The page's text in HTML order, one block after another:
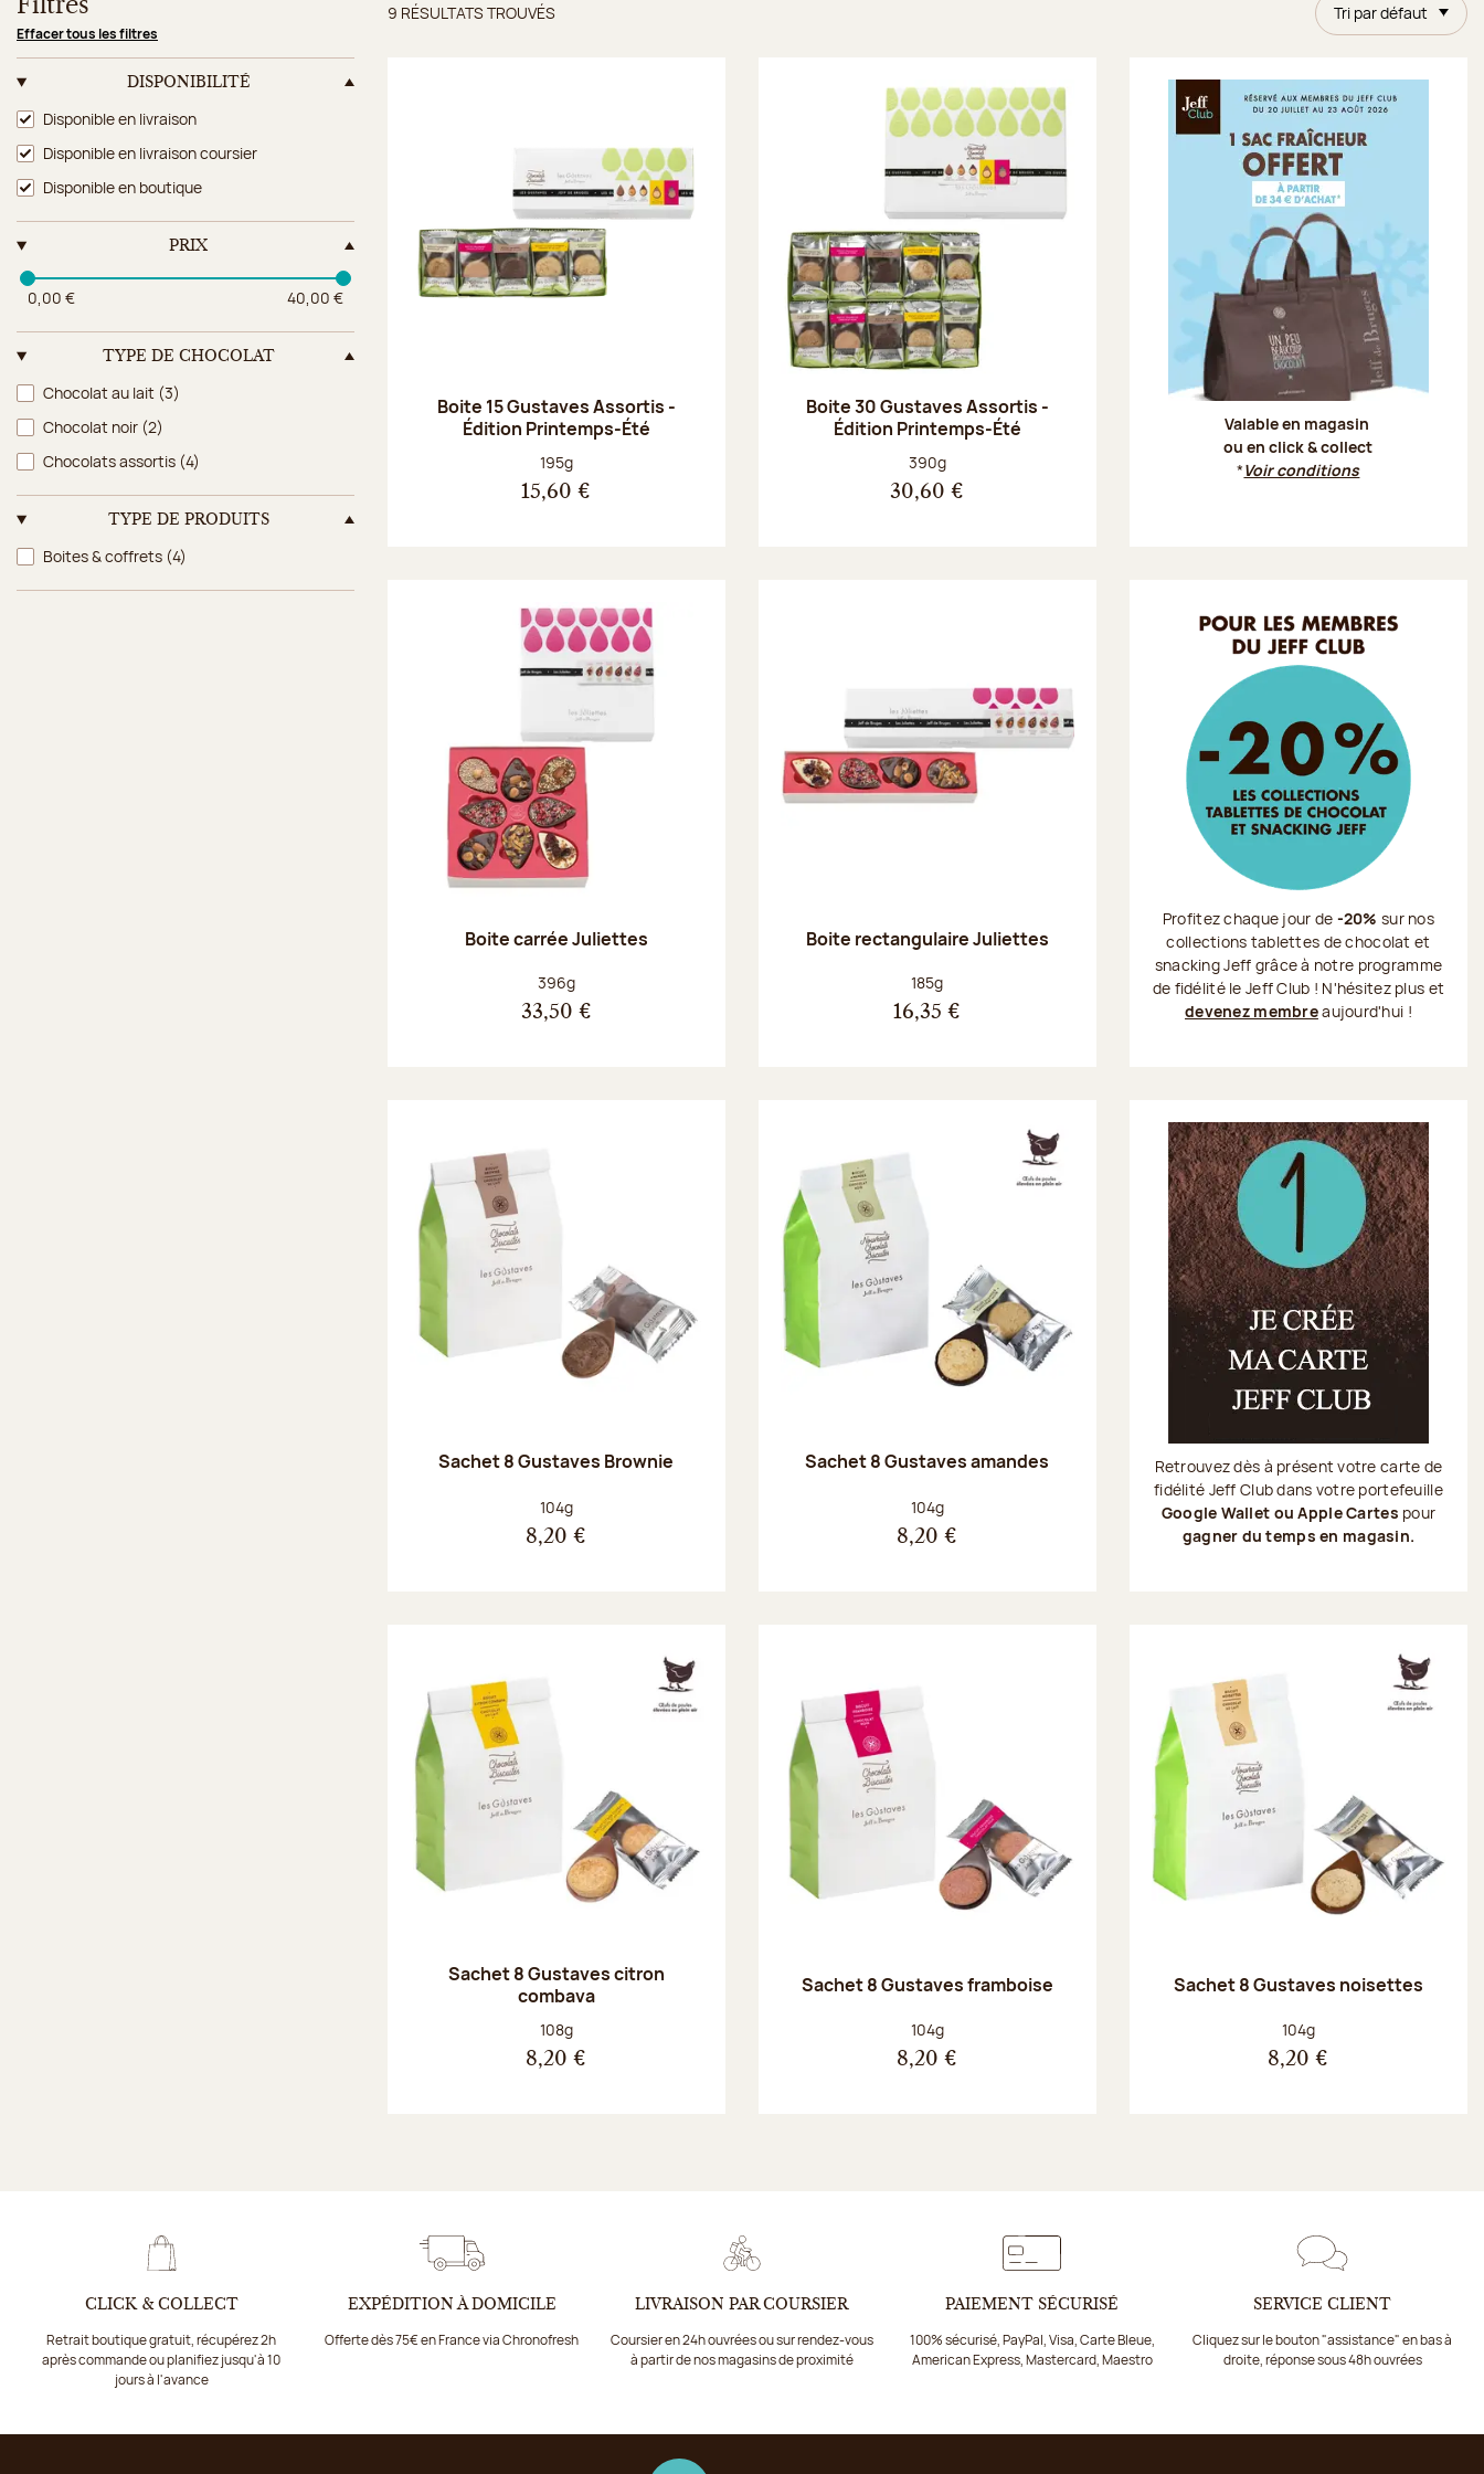
Filtres
Effacer tous les filtres
DISPONIBILITÉ
Disponibilité
Disponible en livraison
Disponible en livraison coursier
Disponible en boutique
PRIX
0,00 € 40,00 €
TYPE DE CHOCOLAT
Type de chocolat
Chocolat au lait (3)
Chocolat noir (2)
Chocolats assortis (4)
TYPE DE PRODUITS
Type de produits
Boites & coffrets (4)
Tri par défaut
Résultats trouvés
9 RÉSULTATS TROUVÉS
Boite 15 Gustaves Assortis -
Édition Printemps-Été
Poids net :
195g
15,60 €
Boite 30 Gustaves Assortis -
Édition Printemps-Été
Poids net :
390g
30,60 €
Valable en magasin
ou en click & collect
*Voir conditions
Boite carrée Juliettes
Poids net :
396g
33,50 €
Boite rectangulaire Juliettes
Poids net :
185g
16,35 €
Profitez chaque jour de -20% sur nos
collections tablettes de chocolat et
snacking Jeff grâce à notre programme
de fidélité le Jeff Club ! N'hésitez plus et
devenez membreaujourd'hui !
Sachet 8 Gustaves Brownie
Poids net :
104g
8,20 €
Sachet 8 Gustaves amandes
Poids net :
104g
8,20 €
Retrouvez dès à présent votre carte de
fidélité Jeff Club dans votre portefeuille
Google Wallet ou Apple Cartes pour
gagner du temps en magasin.
Sachet 8 Gustaves citron
combava
Poids net :
108g
8,20 €
Sachet 8 Gustaves framboise
Poids net :
104g
8,20 €
Sachet 8 Gustaves noisettes
Poids net :
104g
8,20 €
CLICK & COLLECT
Retrait boutique gratuit, récupérez 2h
après commande ou planifiez jusqu'à 10
jours à l'avance
EXPÉDITION À DOMICILE
Offerte dès 75€ en France via Chronofresh
LIVRAISON PAR COURSIER
Coursier en 24h ouvrées ou sur rendez-vous
à partir de nos magasins de proximité
PAIEMENT SÉCURISÉ
100% sécurisé, PayPal, Visa, Carte Bleue,
American Express, Mastercard, Maestro
SERVICE CLIENT
Cliquez sur le bouton "assistance" en bas à
droite, réponse sous 48h ouvrées